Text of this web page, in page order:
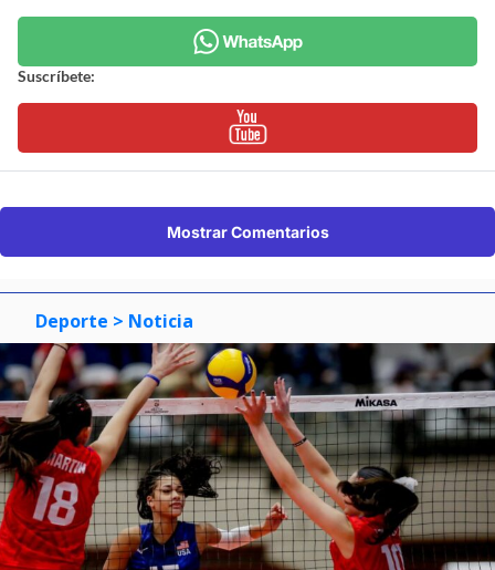
Suscríbete:
Mostrar Comentarios
Deporte > Noticia